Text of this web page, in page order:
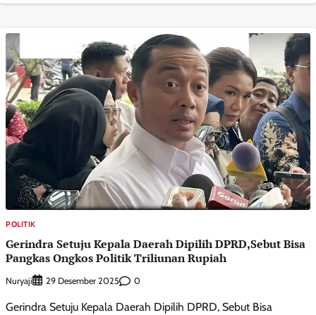
POLITIK
Gerindra Setuju Kepala Daerah Dipilih DPRD,Sebut Bisa
Pangkas Ongkos Politik Triliunan Rupiah
Nuryaji 29 Desember 2025 0
Gerindra Setuju Kepala Daerah Dipilih DPRD, Sebut Bisa